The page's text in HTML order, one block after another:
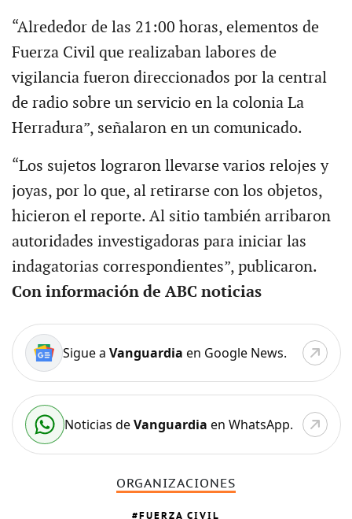
“Alrededor de las 21:00 horas, elementos de
Fuerza Civil que realizaban labores de
vigilancia fueron direccionados por la central
de radio sobre un servicio en la colonia La
Herradura”, señalaron en un comunicado.
“Los sujetos lograron llevarse varios relojes y
joyas, por lo que, al retirarse con los objetos,
hicieron el reporte. Al sitio también arribaron
autoridades investigadoras para iniciar las
indagatorias correspondientes”, publicaron.
Con información de ABC noticias
Sigue a Vanguardia en Google News.
Noticias deVanguardia en WhatsApp.
ORGANIZACIONES
FUERZA CIVIL